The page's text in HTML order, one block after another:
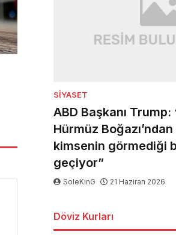
SIYASET
ABD Başkanı Trump:
Hürmüz
kimsenin görmediği
geçiyor”
SoleKinG 21 Haziran 2026
Döviz Kurları